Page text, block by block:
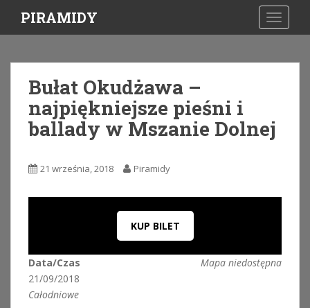
i
PIRAMIDY
Bułat Okudżawa –
najpiękniejsze pieśni i
ballady w Mszanie Dolnej
21 września, 2018 Piramidy
KUP BILET
Mapa niedostępna
Data/Czas
21/09/2018
Całodniowe